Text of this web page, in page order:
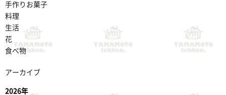
手作りお菓子
料理
生活
花
食べ物
アーカイブ
2026年